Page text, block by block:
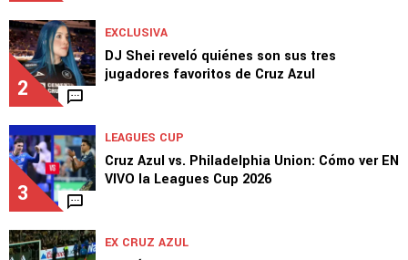
2
EXCLUSIVA
DJ Shei reveló quiénes son sus tres
jugadores favoritos de Cruz Azul
3
LEAGUES CUP
Cruz Azul vs. Philadelphia Union: Cómo ver EN
VIVO la Leagues Cup 2026
EX CRUZ AZUL